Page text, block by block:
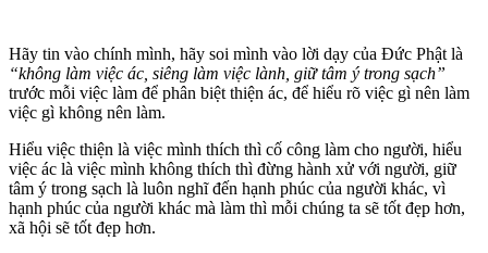
Hãy tin vào chính mình, hãy soi mình vào lời dạy của Đức Phật là
“không làm việc ác, siêng làm việc lành, giữ tâm ý trong sạch”
trước mỗi việc làm để phân biệt thiện ác, để hiểu rõ việc gì nên làm
việc gì không nên làm.
Hiểu việc thiện là việc mình thích thì cố công làm cho người, hiểu
việc ác là việc mình không thích thì đừng hành xử với người, giữ
tâm ý trong sạch là luôn nghĩ đến hạnh phúc của người khác, vì
hạnh phúc của người khác mà làm thì mỗi chúng ta sẽ tốt đẹp hơn,
xã hội sẽ tốt đẹp hơn.